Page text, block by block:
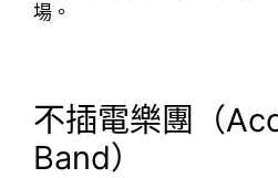
場。
不插電樂團（
Band）